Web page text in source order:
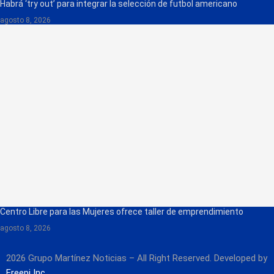
Habrá ‘try out’ para integrar la selección de futbol americano
agosto 8, 2026
Centro Libre para las Mujeres ofrece taller de emprendimiento
agosto 8, 2026
2026 Grupo Martínez Noticias – All Right Reserved. Developed by